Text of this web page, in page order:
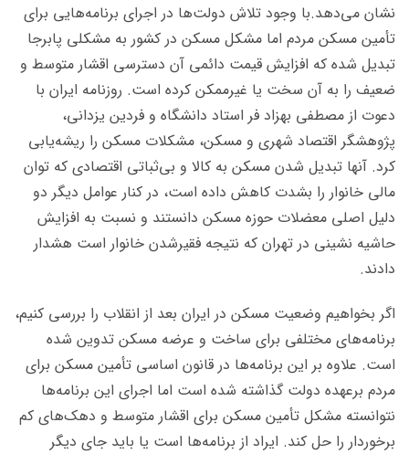
نشان می‌دهد.با وجود تلاش دولت‌ها در اجرای برنامه‌هایی برای
تأمین مسکن مردم اما مشکل مسکن در کشور به مشکلی پابرجا
تبدیل شده که افزایش قیمت دائمی آن دسترسی اقشار متوسط و
ضعیف را به آن سخت یا غیرممکن کرده است. روزنامه ایران با
دعوت از مصطفی بهزاد فر استاد دانشگاه و فردین یزدانی،
پژوهشگر اقتصاد شهری و مسکن، مشکلات مسکن را ریشه‌یابی
کرد. آنها تبدیل شدن مسکن به کالا و بی‌ثباتی اقتصادی که توان
مالی خانوار را بشدت کاهش داده است، در کنار عوامل دیگر دو
دلیل اصلی معضلات حوزه مسکن دانستند و نسبت به افزایش
حاشیه نشینی در تهران که نتیجه فقیرشدن خانوار است هشدار
دادند.
اگر بخواهیم وضعیت مسکن در ایران بعد از انقلاب را بررسی کنیم،
برنامه‌های مختلفی برای ساخت و عرضه مسکن تدوین شده
است. علاوه بر این برنامه‌ها در قانون اساسی تأمین مسکن برای
مردم برعهده دولت گذاشته شده است اما اجرای این برنامه‌ها
نتوانسته مشکل تأمین مسکن برای اقشار متوسط و دهک‌های کم
برخوردار را حل کند. ایراد از برنامه‌ها است یا باید جای دیگر